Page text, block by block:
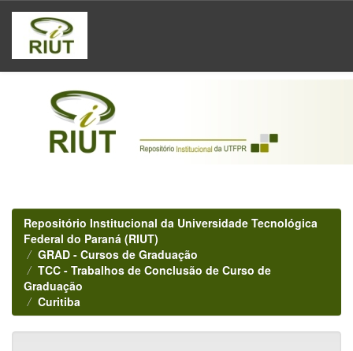
Skip
navigation
Repositório Institucional da Universidade Tecnológica
Federal do Paraná (RIUT)
GRAD - Cursos de Graduação
TCC - Trabalhos de Conclusão de Curso de
Graduação
Curitiba